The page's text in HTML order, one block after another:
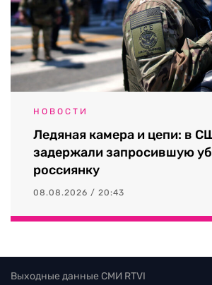
НОВОСТИ
Ледяная камера и цепи: в
задержали запросившую
россиянку
08.08.2026 / 20:43
Выходные данные СМИ RTVI